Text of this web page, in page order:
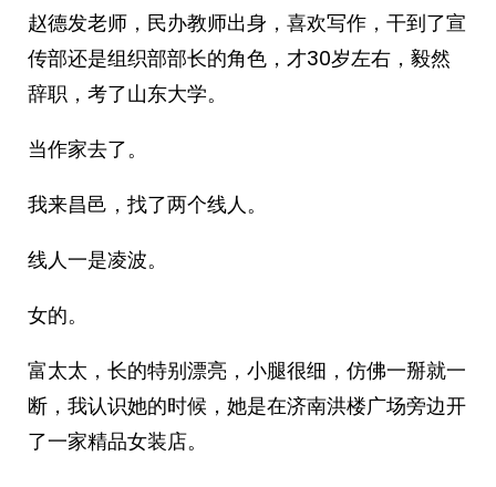
赵德发老师，民办教师出身，喜欢写作，干到了宣
传部还是组织部部长的角色，才30岁左右，毅然
辞职，考了山东大学。
当作家去了。
我来昌邑，找了两个线人。
线人一是凌波。
女的。
富太太，长的特别漂亮，小腿很细，仿佛一掰就一
断，我认识她的时候，她是在济南洪楼广场旁边开
了一家精品女装店。